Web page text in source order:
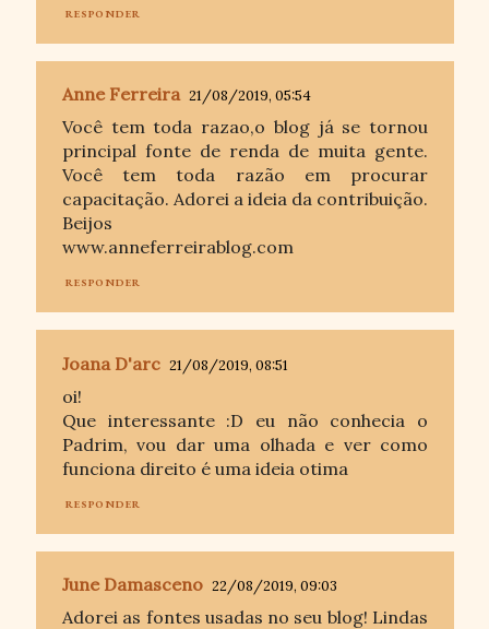
RESPONDER
Anne Ferreira 21/08/2019, 05:54
Você tem toda razao,o blog já se tornou
principal fonte de renda de muita gente.
Você tem toda razão em procurar
capacitação. Adorei a ideia da contribuição.
Beijos
www.anneferreirablog.com
RESPONDER
Joana D'arc 21/08/2019, 08:51
oi!
Que interessante :D eu não conhecia o
Padrim, vou dar uma olhada e ver como
funciona direito é uma ideia otima
RESPONDER
June Damasceno 22/08/2019, 09:03
Adorei as fontes usadas no seu blog! Lindas